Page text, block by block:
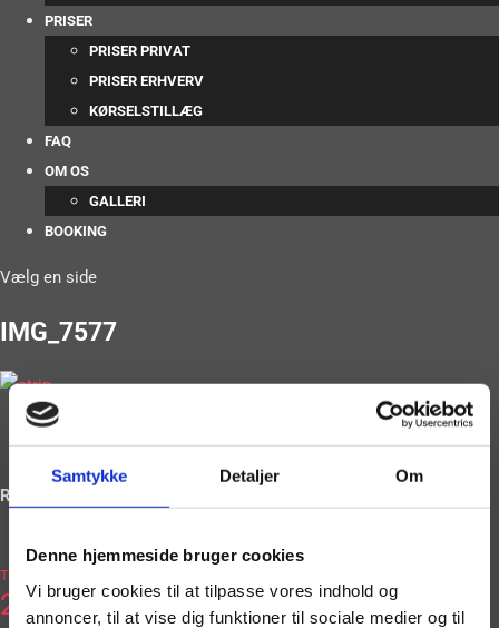
Samtykke Detaljer Om
Denne hjemmeside bruger cookies
Vi bruger cookies til at tilpasse vores indhold og
annoncer, til at vise dig funktioner til sociale medier og til
PRISER
PRISER PRIVAT
PRISER ERHVERV
KØRSELSTILLÆG
FAQ
OM OS
GALLERI
BOOKING
Vælg en side
IMG_7577
Ring og book på
Tlf.
2036
2663